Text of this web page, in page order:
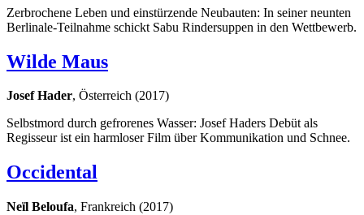
Zerbrochene Leben und einstürzende Neubauten: In seiner neunten
Berlinale-Teilnahme schickt Sabu Rindersuppen in den Wettbewerb.
Wilde Maus
Josef Hader, Österreich (2017)
Selbstmord durch gefrorenes Wasser: Josef Haders Debüt als
Regisseur ist ein harmloser Film über Kommunikation und Schnee.
Occidental
Neïl Beloufa, Frankreich (2017)